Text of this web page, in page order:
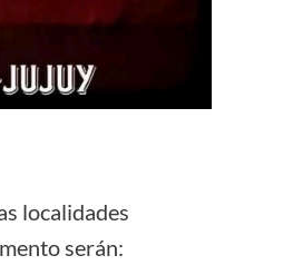
localidades
serán: